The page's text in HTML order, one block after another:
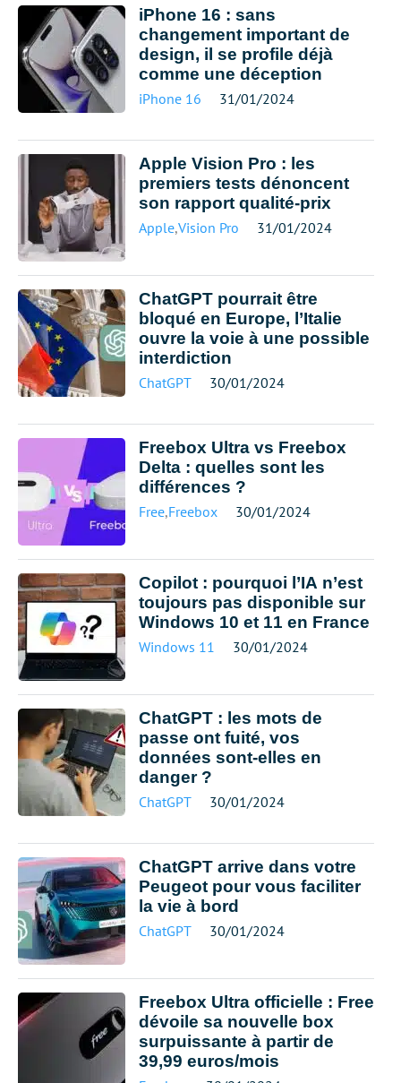
iPhone 16 : sans
changement important de
design, il se profile déjà
comme une déception
iPhone 16 31/01/2024
Apple Vision Pro : les
premiers tests dénoncent
son rapport qualité-prix
Apple,Vision Pro 31/01/2024
ChatGPT pourrait être
bloqué en Europe, l’Italie
ouvre la voie à une possible
interdiction
ChatGPT 30/01/2024
Freebox Ultra vs Freebox
Delta : quelles sont les
différences ?
Free,Freebox 30/01/2024
Copilot : pourquoi l’IA n’est
toujours pas disponible sur
Windows 10 et 11 en France
Windows 11 30/01/2024
ChatGPT : les mots de
passe ont fuité, vos
données sont-elles en
danger ?
ChatGPT 30/01/2024
ChatGPT arrive dans votre
Peugeot pour vous faciliter
la vie à bord
ChatGPT 30/01/2024
Freebox Ultra officielle : Free
dévoile sa nouvelle box
surpuissante à partir de
39,99 euros/mois